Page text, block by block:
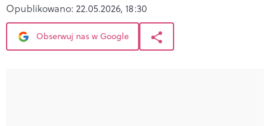
Opublikowano: 22.05.2026, 18:30
Obserwuj nas w Google